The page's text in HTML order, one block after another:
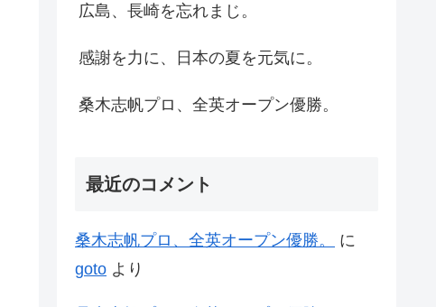
広島、長崎を忘れまじ。
感謝を力に、日本の夏を元気に。
桑木志帆プロ、全英オープン優勝。
最近のコメント
桑木志帆プロ、全英オープン優勝。
に
goto より